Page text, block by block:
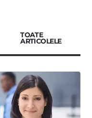
TOATE
ARTICOLELE